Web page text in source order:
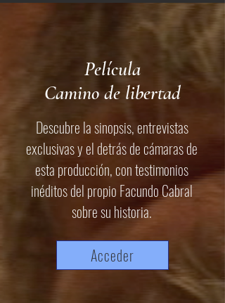
Película
Camino de libertad
Descubre la sinopsis, entrevistas
exclusivas y el detrás de cámaras de
esta producción, con testimonios
inéditos del propio Facundo Cabral
sobre su historia.
Acceder